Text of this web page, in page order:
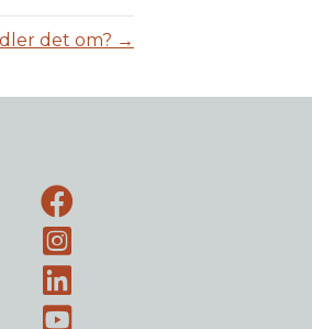
det om? →
Facebook-side
Instagram
LinkedIn
Youtube